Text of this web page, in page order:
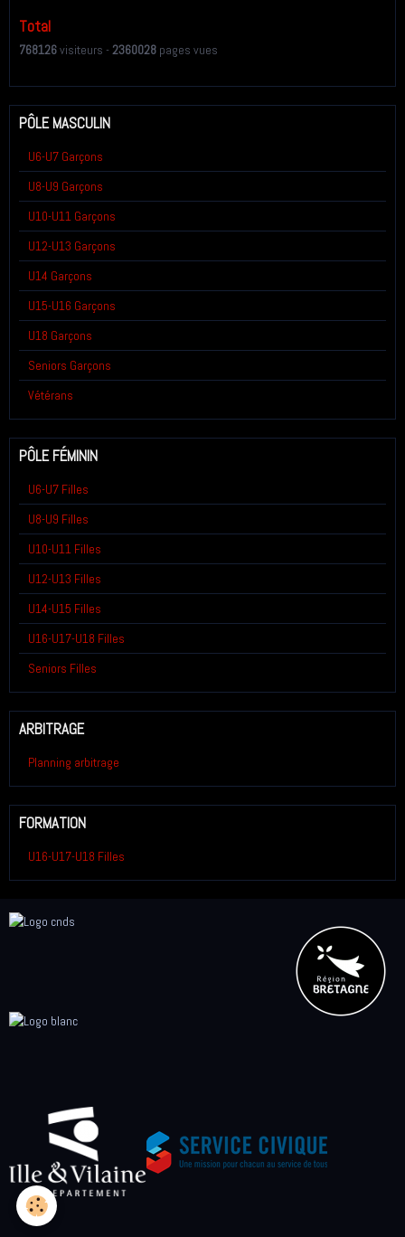
Total
768126visiteurs -2360028 pages vues
PÔLE MASCULIN
U6-U7 Garçons
U8-U9 Garçons
U10-U11 Garçons
U12-U13 Garçons
U14 Garçons
U15-U16 Garçons
U18 Garçons
Seniors Garçons
Vétérans
PÔLE FÉMININ
U6-U7 Filles
U8-U9 Filles
U10-U11 Filles
U12-U13 Filles
U14-U15 Filles
U16-U17-U18 Filles
Seniors Filles
ARBITRAGE
Planning arbitrage
FORMATION
U16-U17-U18 Filles